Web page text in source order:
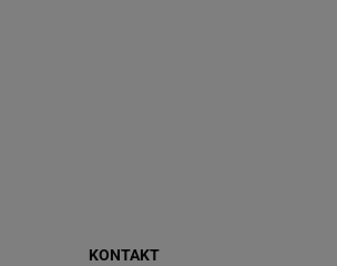
KONTAKT